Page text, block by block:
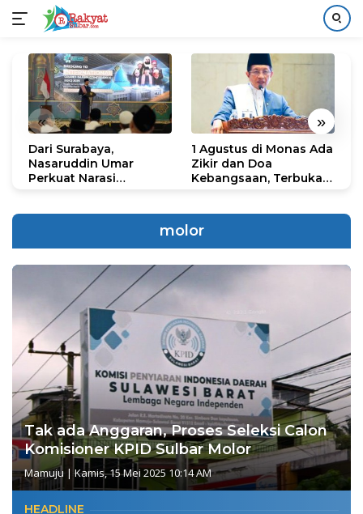
konten
« »
Dari Surabaya,
Nasaruddin Umar
Perkuat Narasi
1 Agustus di Monas Ada
Zikir dan Doa
Kebangsaan, Terbuka
molor
Tak ada Anggaran, Proses Seleksi Calon
Komisioner KPID Sulbar Molor
Mamuju|Kamis, 15 Mei 2025 10:14 AM
HEADLINE